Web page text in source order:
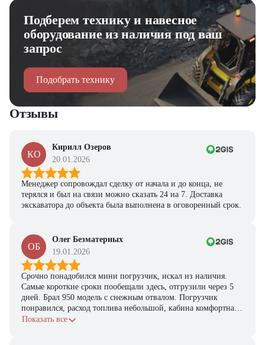
Подберем технику и навесное
оборудование из наличия под ваш
запрос
Подобрать технику
Отзывы
КО
Кирилл Озеров
20.01.2026
Менеджер сопровождал сделку от начала и до конца, не
терялся и был на связи можно сказать 24 на 7. Доставка
экскаватора до объекта была выполнена в оговоренный срок.
ОБ
Олег Безматерных
19.01.2026
Срочно понадобился мини погрузчик, искал из наличия.
Самые короткие сроки пообещали здесь, отгрузили через 5
дней. Брал 950 модель с снежным отвалом. Погрузчик
понравился, расход топлива небольшой, кабина комфортная,
с задачами справляется.
Показать все